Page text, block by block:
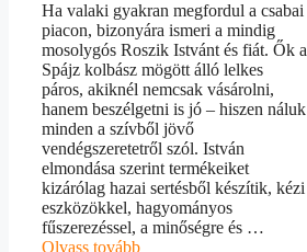
Ha valaki gyakran megfordul a csabai
piacon, bizonyára ismeri a mindig
mosolygós Roszik Istvánt és fiát. Ők a
Spájz kolbász mögött álló lelkes
páros, akiknél nemcsak vásárolni,
hanem beszélgetni is jó – hiszen náluk
minden a szívből jövő
vendégszeretetről szól. István
elmondása szerint termékeiket
kizárólag hazai sertésből készítik, kézi
eszközökkel, hagyományos
fűszerezéssel, a minőségre és …
Olvass tovább